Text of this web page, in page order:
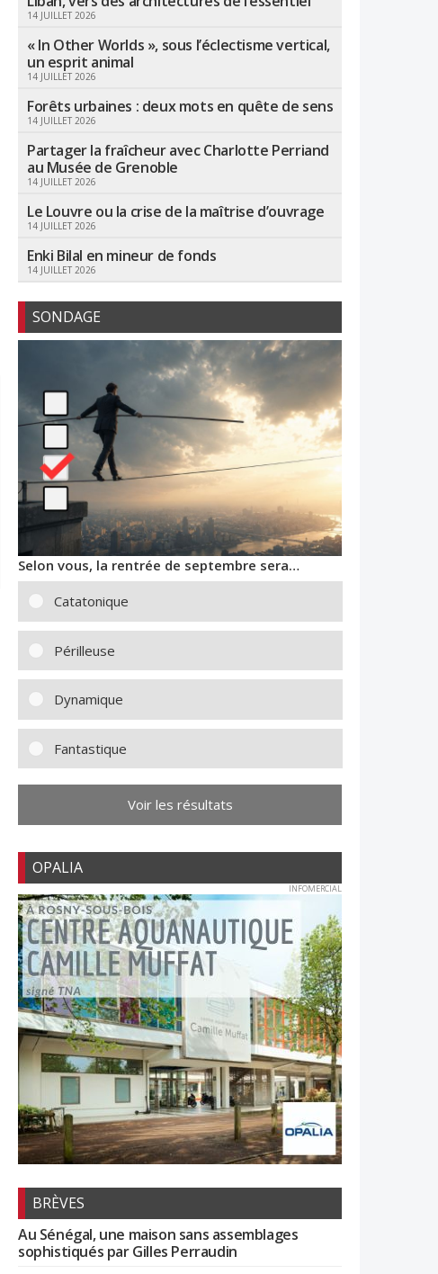
14 JUILLET 2026
« In Other Worlds », sous l’éclectisme vertical,
un esprit animal
14 JUILLET 2026
Forêts urbaines : deux mots en quête de sens
14 JUILLET 2026
Partager la fraîcheur avec Charlotte Perriand
au Musée de Grenoble
14 JUILLET 2026
Le Louvre ou la crise de la maîtrise d’ouvrage
14 JUILLET 2026
Enki Bilal en mineur de fonds
14 JUILLET 2026
SONDAGE
Selon vous, la rentrée de septembre sera…
Catatonique
Périlleuse
Dynamique
Fantastique
Voir les résultats
OPALIA
INFOMERCIAL
BRÈVES
Au Sénégal, une maison sans assemblages
sophistiqués par Gilles Perraudin